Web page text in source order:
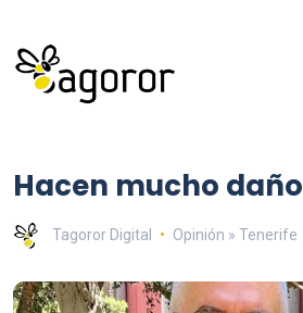
Hacen mucho daño
Tagoror Digital Opinión » Tenerife